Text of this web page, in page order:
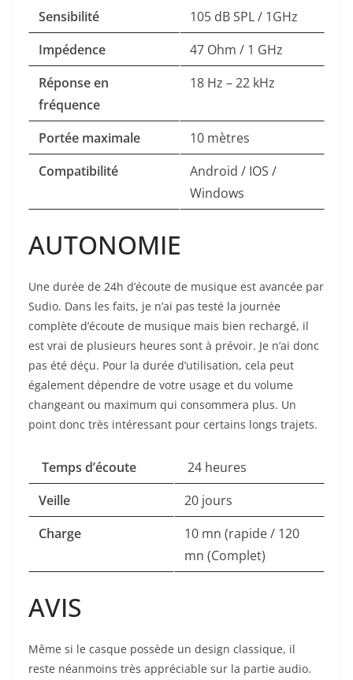
Sensibilité
105 dB SPL / 1GHz
Impédence
47 Ohm / 1 GHz
Réponse en
fréquence
18 Hz – 22 kHz
Portée maximale
10 mètres
Compatibilité
Android / IOS /
Windows
AUTONOMIE
Une durée de 24h d’écoute de musique est avancée par
Sudio. Dans les faits, je n’ai pas testé la journée
complète d’écoute de musique mais bien rechargé, il
est vrai de plusieurs heures sont à prévoir. Je n’ai donc
pas été déçu. Pour la durée d’utilisation, cela peut
également dépendre de votre usage et du volume
changeant ou maximum qui consommera plus. Un
point donc très intéressant pour certains longs trajets.
Temps d’écoute
24 heures
Veille
20 jours
Charge
10 mn (rapide / 120
mn (Complet)
AVIS
Même si le casque possède un design classique, il
reste néanmoins très appréciable sur la partie audio.